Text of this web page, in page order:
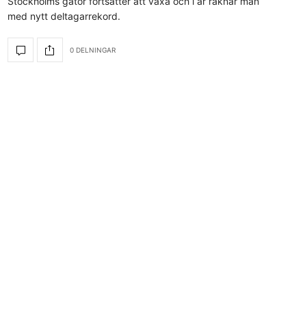
med nytt deltagarrekord.
0 DELNINGAR